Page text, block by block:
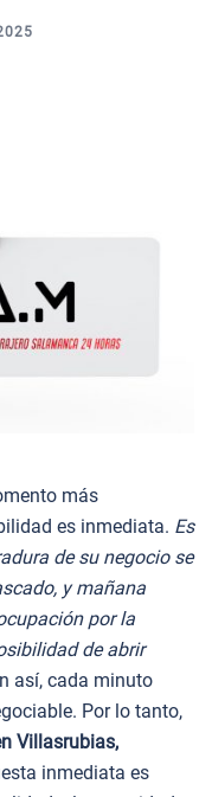
más
es inmediata. Es
de su negocio se
y mañana
por la
de abrir
así, cada minuto
Por lo tanto,
Villasrubias,
inmediata es